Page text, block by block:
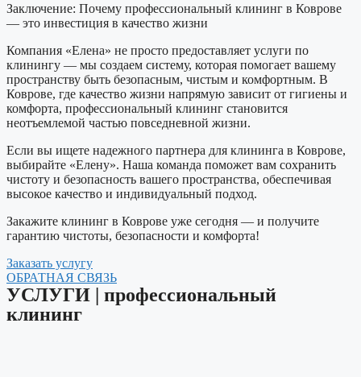
Заключение: Почему профессиональный клининг в Коврове
— это инвестиция в качество жизни
Компания «Елена» не просто предоставляет услуги по
клинингу — мы создаем систему, которая помогает вашему
пространству быть безопасным, чистым и комфортным. В
Коврове, где качество жизни напрямую зависит от гигиены и
комфорта, профессиональный клининг становится
неотъемлемой частью повседневной жизни.
Если вы ищете надежного партнера для клининга в Коврове,
выбирайте «Елену». Наша команда поможет вам сохранить
чистоту и безопасность вашего пространства, обеспечивая
высокое качество и индивидуальный подход.
Закажите клининг в Коврове уже сегодня — и получите
гарантию чистоты, безопасности и комфорта!
Заказать услугу
ОБРАТНАЯ СВЯЗЬ
УСЛУГИ​ | профессиональный
клининг